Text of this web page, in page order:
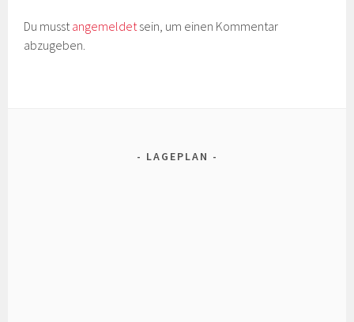
Du musstangemeldetsein, um einen Kommentar
abzugeben.
LAGEPLAN